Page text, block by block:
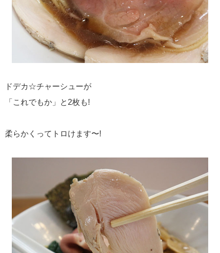
ドデカ☆チャーシューが
「これでもか」と2枚も!
柔らかくってトロけます〜!